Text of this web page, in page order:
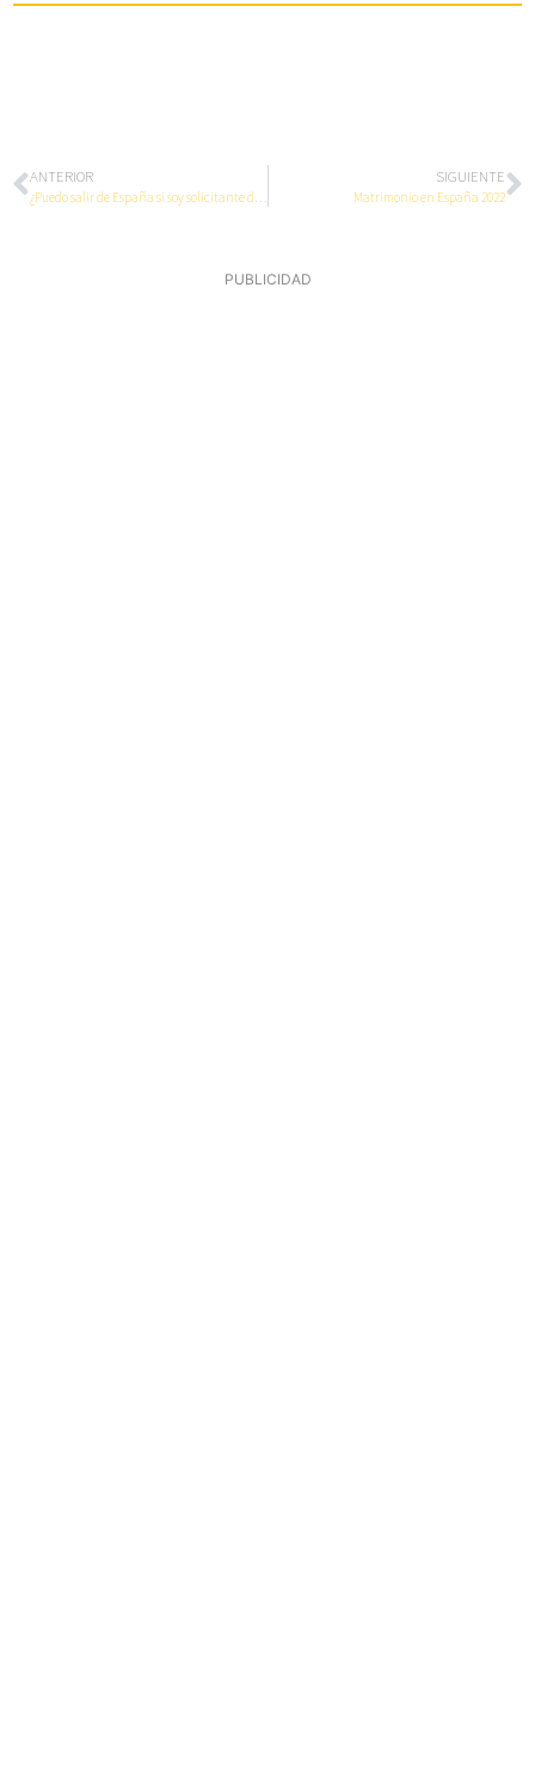
ANTERIOR
¿Puedo salir de España si soy solicitante de Asilo Político?
SIGUIENTE
Matrimonio en España 2022
PUBLICIDAD